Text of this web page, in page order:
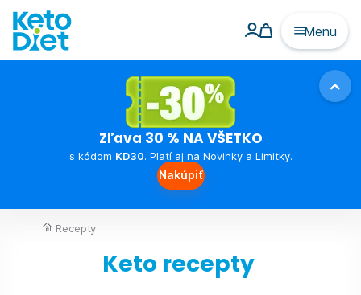
Menu
Zľava 30 % NA VŠETKO
s kódom KD30. Platí aj na Novinky a Limitky.
Nakúpiť
Recepty
Keto recepty